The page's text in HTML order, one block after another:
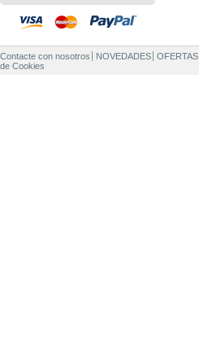
Contacte con nosotros NOVEDADES OFERTAS
de Cookies